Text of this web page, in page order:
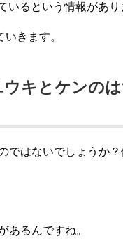
るという情報があり
きます。
キとケンの
ではないでしょうか
あるんですね。